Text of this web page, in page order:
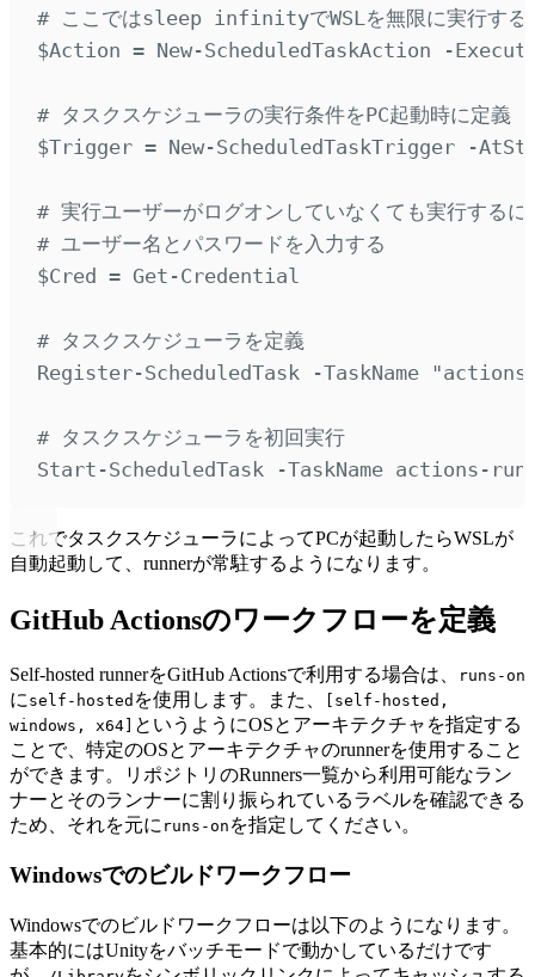
# ここではsleep infinityでWSLを無限に実行する
$Action = New-ScheduledTaskAction -
# タスクスケジューラの実行条件をPC起動時に定義
$Trigger = New-ScheduledTaskTrigger -
# 実行ユーザーがログオンしていなくても実行する
# ユーザー名とパスワードを入力する
$Cred = Get-Credential
# タスクスケジューラを定義
Register-ScheduledTask
-TaskName "
# タスクスケジューラを初回実行
Start-ScheduledTask
-TaskName actions -
これでタスクスケジューラによってPCが起動したらWSLが
自動起動して、runnerが常駐するようになります。
GitHub Actionsのワークフローを定義
Self-hosted runnerをGitHub Actionsで利用する場合は、 runs-on
に self-hosted を使用します。また、
[self-hosted,
windows, x64] というようにOSとアーキテクチャを指定する
ことで、特定のOSとアーキテクチャのrunnerを使用すること
ができます。リポジトリのRunners一覧から利用可能なラン
ナーとそのランナーに割り振られているラベルを確認できる
ため、それを元に runs-on を指定してください。
Windowsでのビルドワークフロー
Windowsでのビルドワークフローは以下のようになります。
基本的にはUnityをバッチモードで動かしているだけです